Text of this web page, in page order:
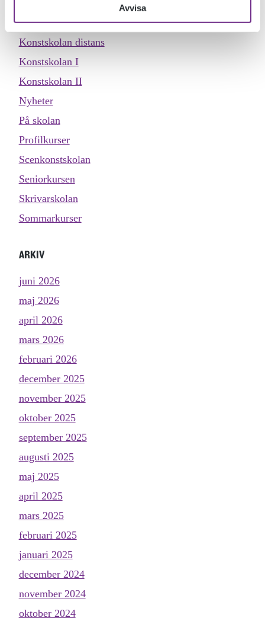
Avvisa
Köket
Konstskolan distans
Konstskolan I
Konstskolan II
Nyheter
På skolan
Profilkurser
Scenkonstskolan
Seniorkursen
Skrivarskolan
Sommarkurser
ARKIV
juni 2026
maj 2026
april 2026
mars 2026
februari 2026
december 2025
november 2025
oktober 2025
september 2025
augusti 2025
maj 2025
april 2025
mars 2025
februari 2025
januari 2025
december 2024
november 2024
oktober 2024